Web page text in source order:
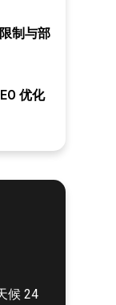
制与部
优化
候 24